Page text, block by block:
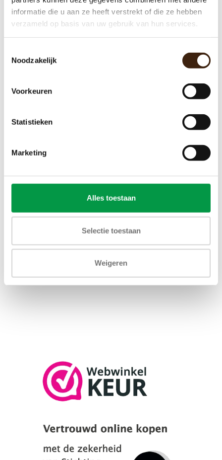
informatie die u aan ze heeft verstrekt of die ze hebben
verzameld op basis van uw gebruik van hun services.
Noodzakelijk
Voorkeuren
Statistieken
Marketing
Alles toestaan
Selectie toestaan
Weigeren